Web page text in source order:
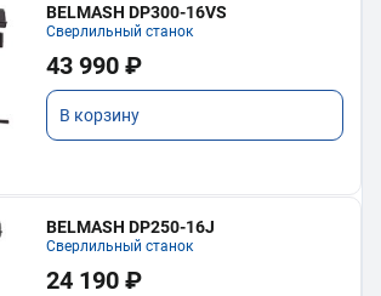
BELMASH DP300-16VS
Сверлильный станок
43 990 ₽
В корзину
BELMASH DP250-16J
Сверлильный станок
24 190 ₽